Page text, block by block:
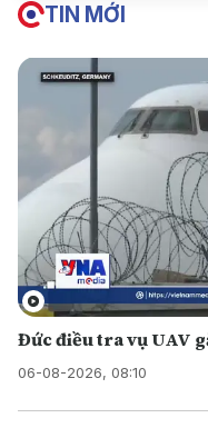
TIN MỚI
Đức điều tra vụ UAV
06-08-2026, 08:10